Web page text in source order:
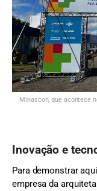
Minascon, que acontece
Inovação e
Para demonstrar
empresa da